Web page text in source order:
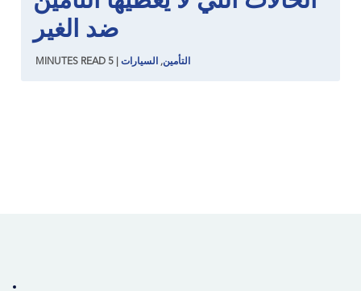
ضد الغير
التأمين, السيارات 5
MINUTES READ